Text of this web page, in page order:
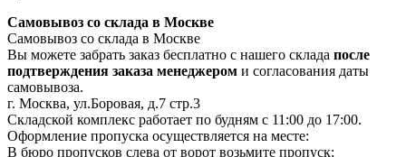
Самовывоз со склада в Москве
Самовывоз со склада в Москве
Вы можете забрать заказ бесплатно с нашего склада после
подтверждения заказа менеджером и согласования даты
самовывоза.
г. Москва, ул.Боровая, д.7 стр.3
Складской комплекс работает по будням с 11:00 до 17:00.
Оформление пропуска осуществляется на месте:
В бюро пропусков слева от ворот возьмите пропуск;